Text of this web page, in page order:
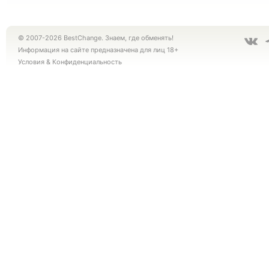
© 2007-2026 BestChange. Знаем, где обменять!
Информация на сайте предназначена для лиц 18+
Условия & Конфиденциальность